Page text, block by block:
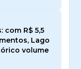
com R$ 5,5
Lago
volume